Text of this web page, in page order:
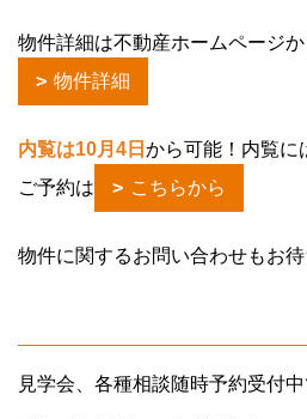
物件詳細は不動産ホームページ
物件詳細
内覧は10月4日 から可能！内覧に
ご予約は
こちらから
物件に関するお問い合わせもお
見学会、各種相談随時予約受付中